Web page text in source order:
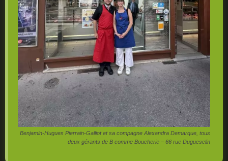
Benjamin-Hugues Pierrain-Galliot et sa compagne Alexandra Demarque, tous
deux gérants de B comme Boucherie – 66 rue Duguesclin